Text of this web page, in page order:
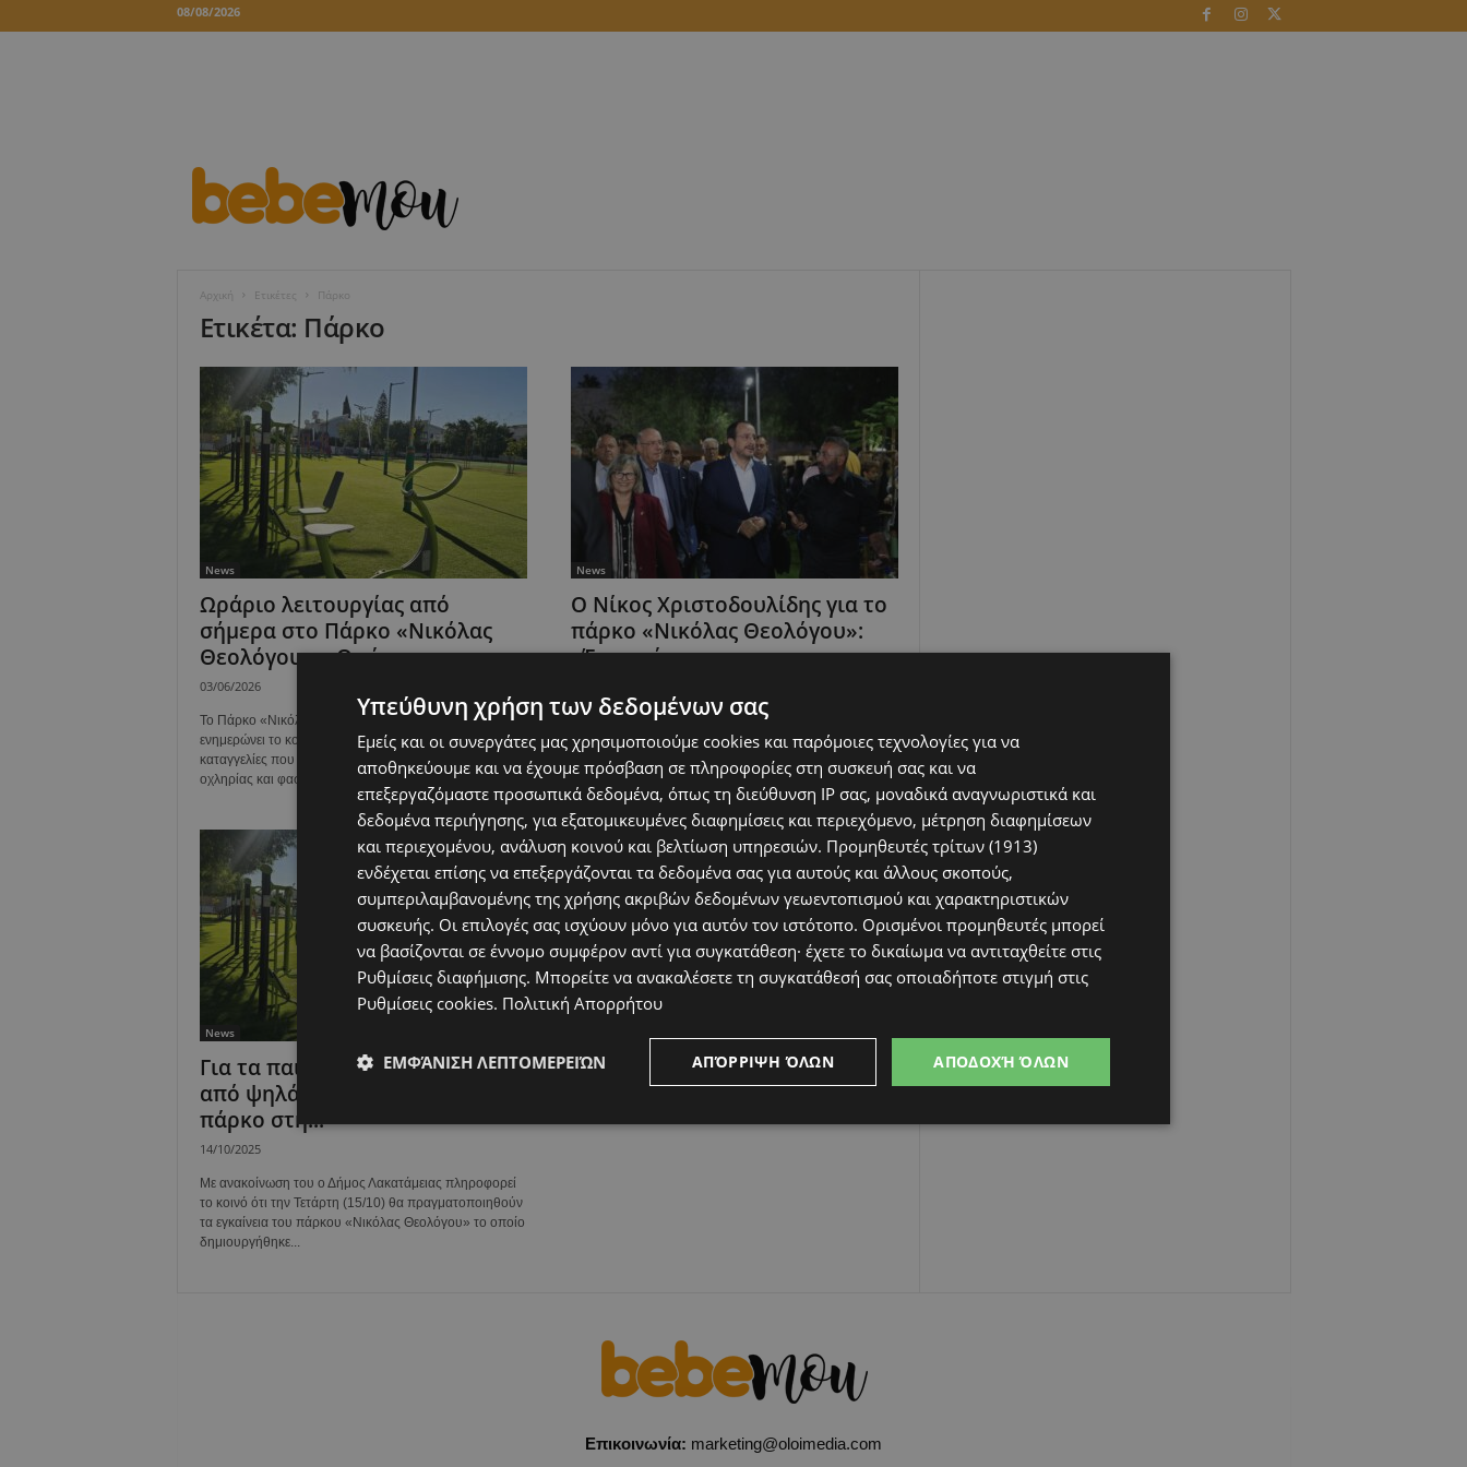
08/08/2026
Αρχική Ετικέτες Πάρκο
Ετικέτα: Πάρκο
News
Ωράριο λειτουργίας από
σήμερα στο Πάρκο «Νικόλας
Θεολόγου» – Οι ώρες...
03/06/2026
Το Πάρκο «Νικόλας Θεολόγου» με ανακοίνωση του
ενημερώνει το κοινό ότι, έπειτα από παράπονα και
καταγγελίες που υποβλήθηκαν σχετικά με φαινόμενα
οχληρίας και φασαρίας...
News
Ο Νίκος Χριστοδουλίδης για το
πάρκο «Νικόλας Θεολόγου»:
«Ένας χώρος που...
Σε ανάρτηση μέσα από την επίσημη σελίδα του
προχώρησε ο Πρόεδρος της Δημοκρατίας, Νίκος
Χριστοδουλίδης με αναφορά στην παρουσία του στα
εγκαίνια του πάρκου...
News
Για τα παιδιά που χαμογελούν
από ψηλά – Εγκαινιάζεται
πάρκο στη...
14/10/2025
Με ανακοίνωση του ο Δήμος Λακατάμειας πληροφορεί
το κοινό ότι την Τετάρτη (15/10) θα πραγματοποιηθούν
τα εγκαίνεια του πάρκου «Νικόλας Θεολόγου» το οποίο
δημιουργήθηκε...
Επικοινωνία: marketing@oloimedia.com
Υπεύθυνη χρήση των δεδομένων σας
Εμείς και οι συνεργάτες μας χρησιμοποιούμε cookies και παρόμοιες τεχνολογίες για να
αποθηκεύουμε και να έχουμε πρόσβαση σε πληροφορίες στη συσκευή σας και να
επεξεργαζόμαστε προσωπικά δεδομένα, όπως τη διεύθυνση IP σας, μοναδικά αναγνωριστικά και
δεδομένα περιήγησης, για εξατομικευμένες διαφημίσεις και περιεχόμενο, μέτρηση διαφημίσεων
και περιεχομένου, ανάλυση κοινού και βελτίωση υπηρεσιών. Προμηθευτές τρίτων (1913)
ενδέχεται επίσης να επεξεργάζονται τα δεδομένα σας για αυτούς και άλλους σκοπούς,
συμπεριλαμβανομένης της χρήσης ακριβών δεδομένων γεωεντοπισμού και χαρακτηριστικών
συσκευής. Οι επιλογές σας ισχύουν μόνο για αυτόν τον ιστότοπο. Ορισμένοι προμηθευτές μπορεί
να βασίζονται σε έννομο συμφέρον αντί για συγκατάθεση· έχετε το δικαίωμα να αντιταχθείτε στις
Ρυθμίσεις διαφήμισης. Μπορείτε να ανακαλέσετε τη συγκατάθεσή σας οποιαδήποτε στιγμή στις
Ρυθμίσεις cookies. Πολιτική Απορρήτου
ΑΠΟΔΟΧΉ ΌΛΩΝ
ΑΠΌΡΡΙΨΗ ΌΛΩΝ
ΕΜΦΆΝΙΣΗ ΛΕΠΤΟΜΕΡΕΙΏΝ